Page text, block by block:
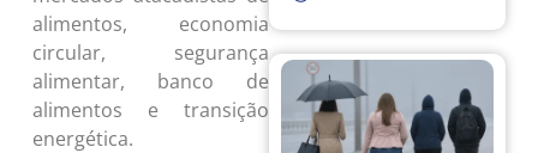
alimentos, economia
circular, segurança
alimentar, banco de
alimentos e transição
energética.